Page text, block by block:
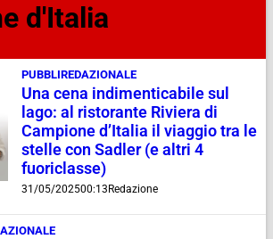
d'Italia
PUBBLIREDAZIONALE
Una cena indimenticabile sul
lago: al ristorante Riviera di
Campione d’Italia il viaggio tra le
stelle con Sadler (e altri 4
fuoriclasse)
31/05/202500:13Redazione